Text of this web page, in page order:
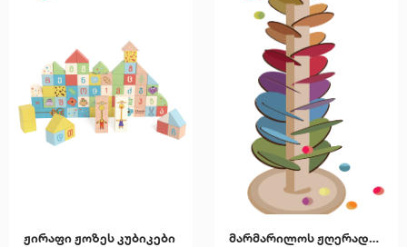
ჟირაფი ჟოზეს კუბიკები მარმარილოს ჟღერადი ხე